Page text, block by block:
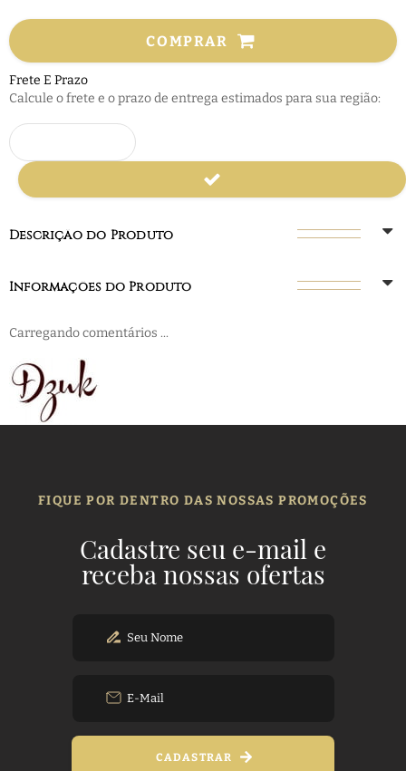
COMPRAR
Frete E Prazo
Calcule o frete e o prazo de entrega estimados para sua região:
Descrição do Produto
Informações do Produto
Carregando comentários ...
FIQUE POR DENTRO DAS NOSSAS PROMOÇÕES
Cadastre seu e-mail e
receba nossas ofertas
CADASTRAR